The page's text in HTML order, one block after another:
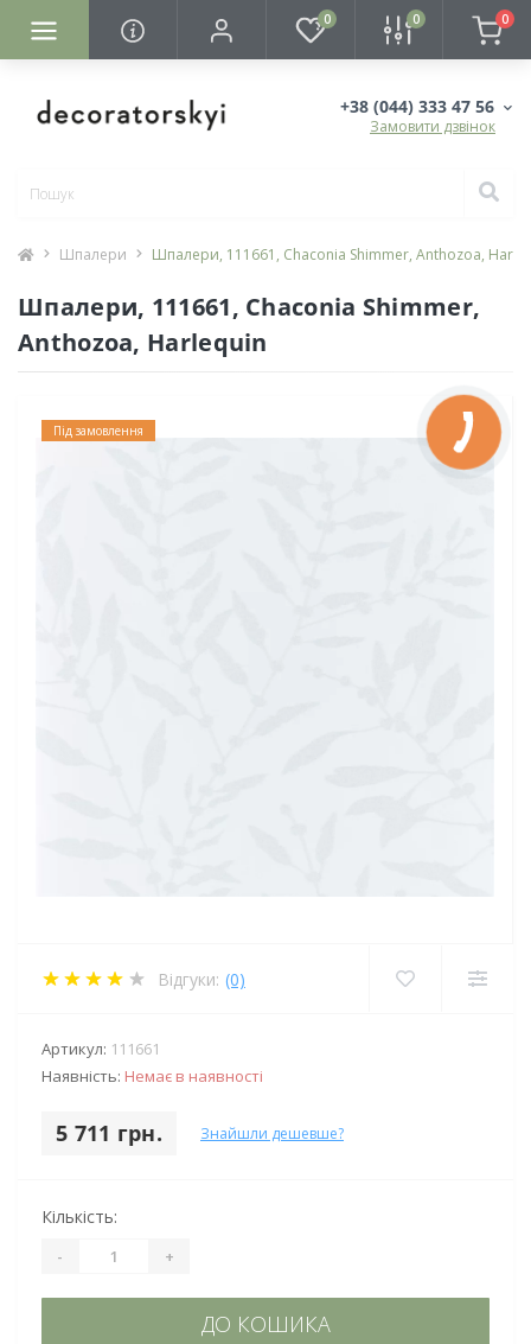
0 0 0
+38 (044) 333 47 56
Замовити дзвінок
Шпалери Шпалери, 111661, Chaconia Shimmer, Anthozoa,
Шпалери, 111661, Chaconia Shimmer,
Anthozoa, Harlequin
Під замовлення
Відгуки: (0)
Артикул: 111661
Наявність: Немає в наявності
5 711 грн. Знайшли дешевше?
Кількість:
- +
ДО КОШИКА